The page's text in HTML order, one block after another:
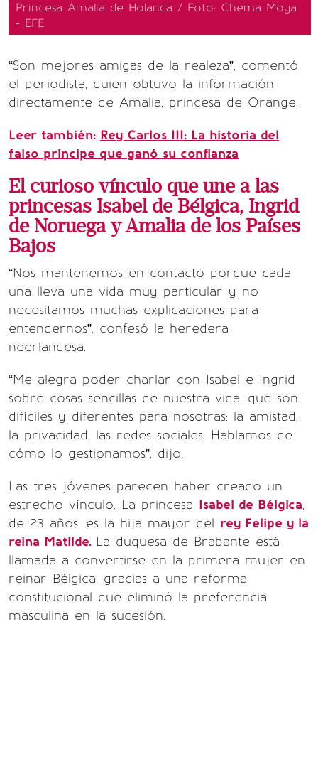
Princesa Amalia de Holanda / Foto: Chema Moya
- EFE
“Son mejores amigas de la realeza”, comentó
el periodista, quien obtuvo la información
directamente de Amalia, princesa de Orange.
Leer también: Rey Carlos III: La historia del
falso príncipe que ganó su confianza
El curioso vínculo que une a las
princesas Isabel de Bélgica, Ingrid
de Noruega y Amalia de los Países
Bajos
“Nos mantenemos en contacto porque cada
una lleva una vida muy particular y no
necesitamos muchas explicaciones para
entendernos”, confesó la heredera
neerlandesa.
“Me alegra poder charlar con Isabel e Ingrid
sobre cosas sencillas de nuestra vida, que son
difíciles y diferentes para nosotras: la amistad,
la privacidad, las redes sociales. Hablamos de
cómo lo gestionamos”, dijo.
Las tres jóvenes parecen haber creado un
estrecho vínculo. La princesa Isabel de Bélgica,
de 23 años, es la hija mayor del rey Felipe y la
reina Matilde. La duquesa de Brabante está
llamada a convertirse en la primera mujer en
reinar Bélgica, gracias a una reforma
constitucional que eliminó la preferencia
masculina en la sucesión.